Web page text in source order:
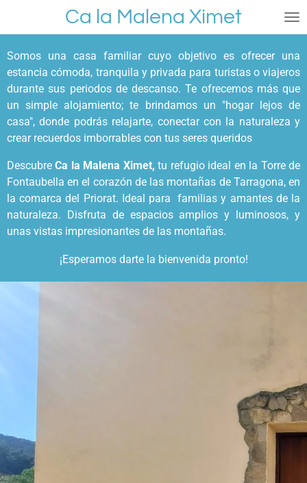
principal
Ca la Malena Ximet
Somos una casa familiar cuyo objetivo es ofrecer una
estancia cómoda, tranquila y privada para turistas o viajeros
durante sus periodos de descanso. Te ofrecemos más que
un simple alojamiento; te brindamos un "hogar lejos de
casa", donde podrás relajarte, conectar con la naturaleza y
crear recuerdos imborrables con tus seres queridos
DescubreCa la Malena Ximet, tu refugio ideal en la Torre de
Fontaubella en el corazón de las montañas de Tarragona, en
la comarca del Priorat. Ideal para familias y amantes de la
naturaleza. Disfruta de espacios amplios y luminosos, y
unas vistas impresionantes de las montañas.
¡Esperamos darte la bienvenida pronto!